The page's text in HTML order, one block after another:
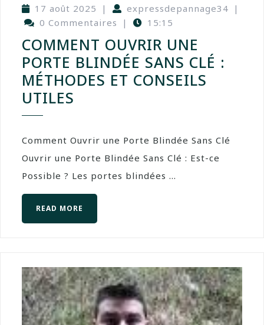
17 août 2025 | expressdepannage34 |
0 Commentaires
| 15:15
COMMENT OUVRIR UNE
PORTE BLINDÉE SANS CLÉ :
MÉTHODES ET CONSEILS
UTILES
Comment Ouvrir une Porte Blindée Sans Clé
Ouvrir une Porte Blindée Sans Clé : Est-ce
Possible ? Les portes blindées ...
READ MORE